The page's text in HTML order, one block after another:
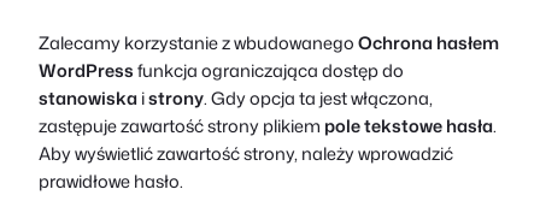
Czech
Greek
Zalecamy korzystanie z wbudowanegoOchrona hasłem
WordPressfunkcja ograniczająca dostęp do
stanowiskaistrony. Gdy opcja ta jest włączona,
zastępuje zawartość strony plikiem pole tekstowe hasła.
Aby wyświetlić zawartość strony, należy wprowadzić
prawidłowe hasło.